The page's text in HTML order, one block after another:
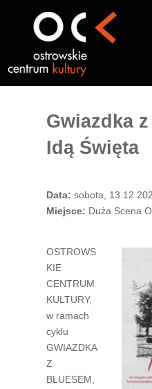
Gwiazdka
Idą Święta
Data: sobota,
Miejsce: Duża Scena
OSTROWS
KIE
CENTRUM
KULTURY,
w ramach
cyklu
GWIAZDKA
Z
BLUESEM,